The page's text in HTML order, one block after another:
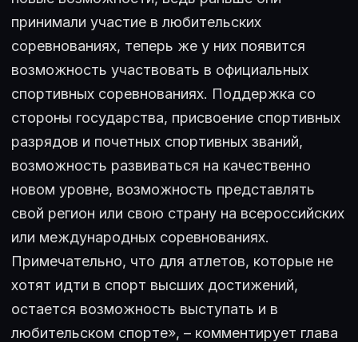
принимали участие в любительских
соревнованиях, теперь же у них появится
возможность участвовать в официальных
спортивных соревнованиях. Поддержка со
стороны государства, присвоение спортивных
разрядов и почетных спортивных званий,
возможность развиваться на качественно
новом уровне, возможность представлять
свой регион или свою страну на всероссийских
или международных соревнованиях.
Примечательно, что для атлетов, которые не
хотят идти в спорт высших достижений,
остается возможность выступать и в
любительском спорте», – комментирует глава